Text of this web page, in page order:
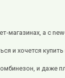
магазинах, а с
и хочется
и даже